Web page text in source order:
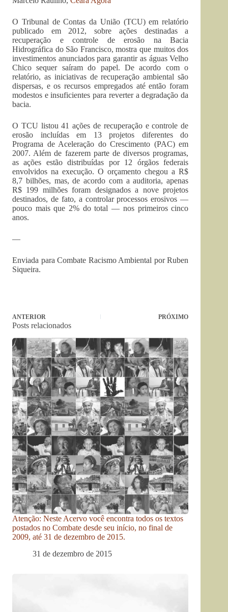
O Tribunal de Contas da União (TCU) em relatório
publicado em 2012, sobre ações destinadas a
recuperação e controle de erosão na Bacia
Hidrográfica do São Francisco, mostra que muitos dos
investimentos anunciados para garantir as águas Velho
Chico sequer saíram do papel. De acordo com o
relatório, as iniciativas de recuperação ambiental são
dispersas, e os recursos empregados até então foram
modestos e insuficientes para reverter a degradação da
bacia.
O TCU listou 41 ações de recuperação e controle de
erosão incluídas em 13 projetos diferentes do
Programa de Aceleração do Crescimento (PAC) em
2007. Além de fazerem parte de diversos programas,
as ações estão distribuídas por 12 órgãos federais
envolvidos na execução. O orçamento chegou a R$
8,7 bilhões, mas, de acordo com a auditoria, apenas
R$ 199 milhões foram designados a nove projetos
destinados, de fato, a controlar processos erosivos —
pouco mais que 2% do total — nos primeiros cinco
anos.
—
Enviada para Combate Racismo Ambiental por Ruben
Siqueira.
ANTERIOR PRÓXIMO
Posts relacionados
Atenção: Neste Acervo você encontra todos os textos
postados no Combate desde seu início, no final de
2009, até 31 de dezembro de 2015.
31 de dezembro de 2015